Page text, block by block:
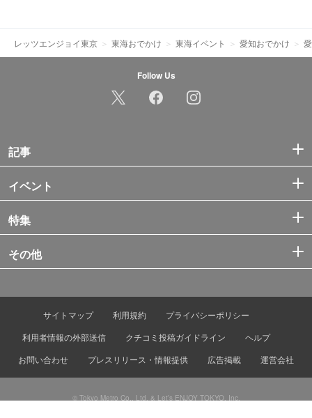
レッツエンジョイ東京 東海おでかけ 東海イベント 愛知おでかけ
Follow Us
記事
イベント
特集
その他
サイトマップ 利用規約
プライバシーポリシー
利用者情報の外部送信
クチコミ投稿ガイドライン
ヘルプ
お問い合わせ
プレスリリース・情報提供 広告掲載 運営会社
© Tokyo Metro Co., Ltd. & Let’s ENJOY TOKYO, Inc.